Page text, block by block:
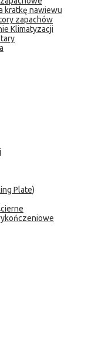
kratkę nawiewu
zapachów
Klimatyzacji
Plate)